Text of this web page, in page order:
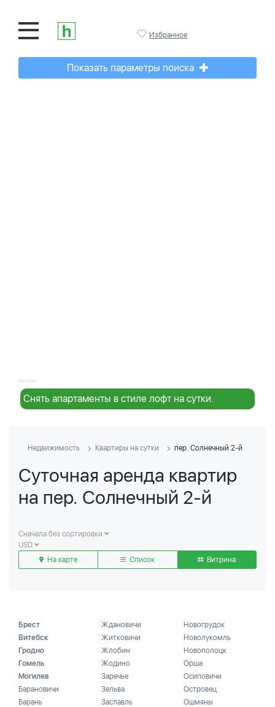
Избранное
Показать параметры поиска
Реклама:
Снять апартаменты в стиле лофт на сутки.
Недвижимость Квартиры на сутки пер. Солнечный 2-й
Суточная аренда квартир
на пер. Солнечный 2-й
Сначала без сортировки
USD
На карте
Список Витрина
Брест
Витебск
Гродно
Гомель
Могилев
Барановичи
Барань
Ждановичи
Житковичи
Жлобин
Жодино
Заречье
Зельва
Заславль
Новогрудок
Новолукомль
Новополоцк
Орша
Осиповичи
Островец
Ошмяны